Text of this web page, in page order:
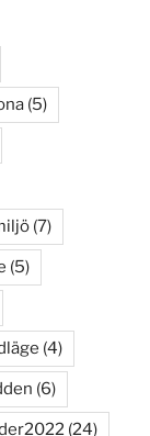
(5)
(7)
(5)
(4)
(6)
(24)